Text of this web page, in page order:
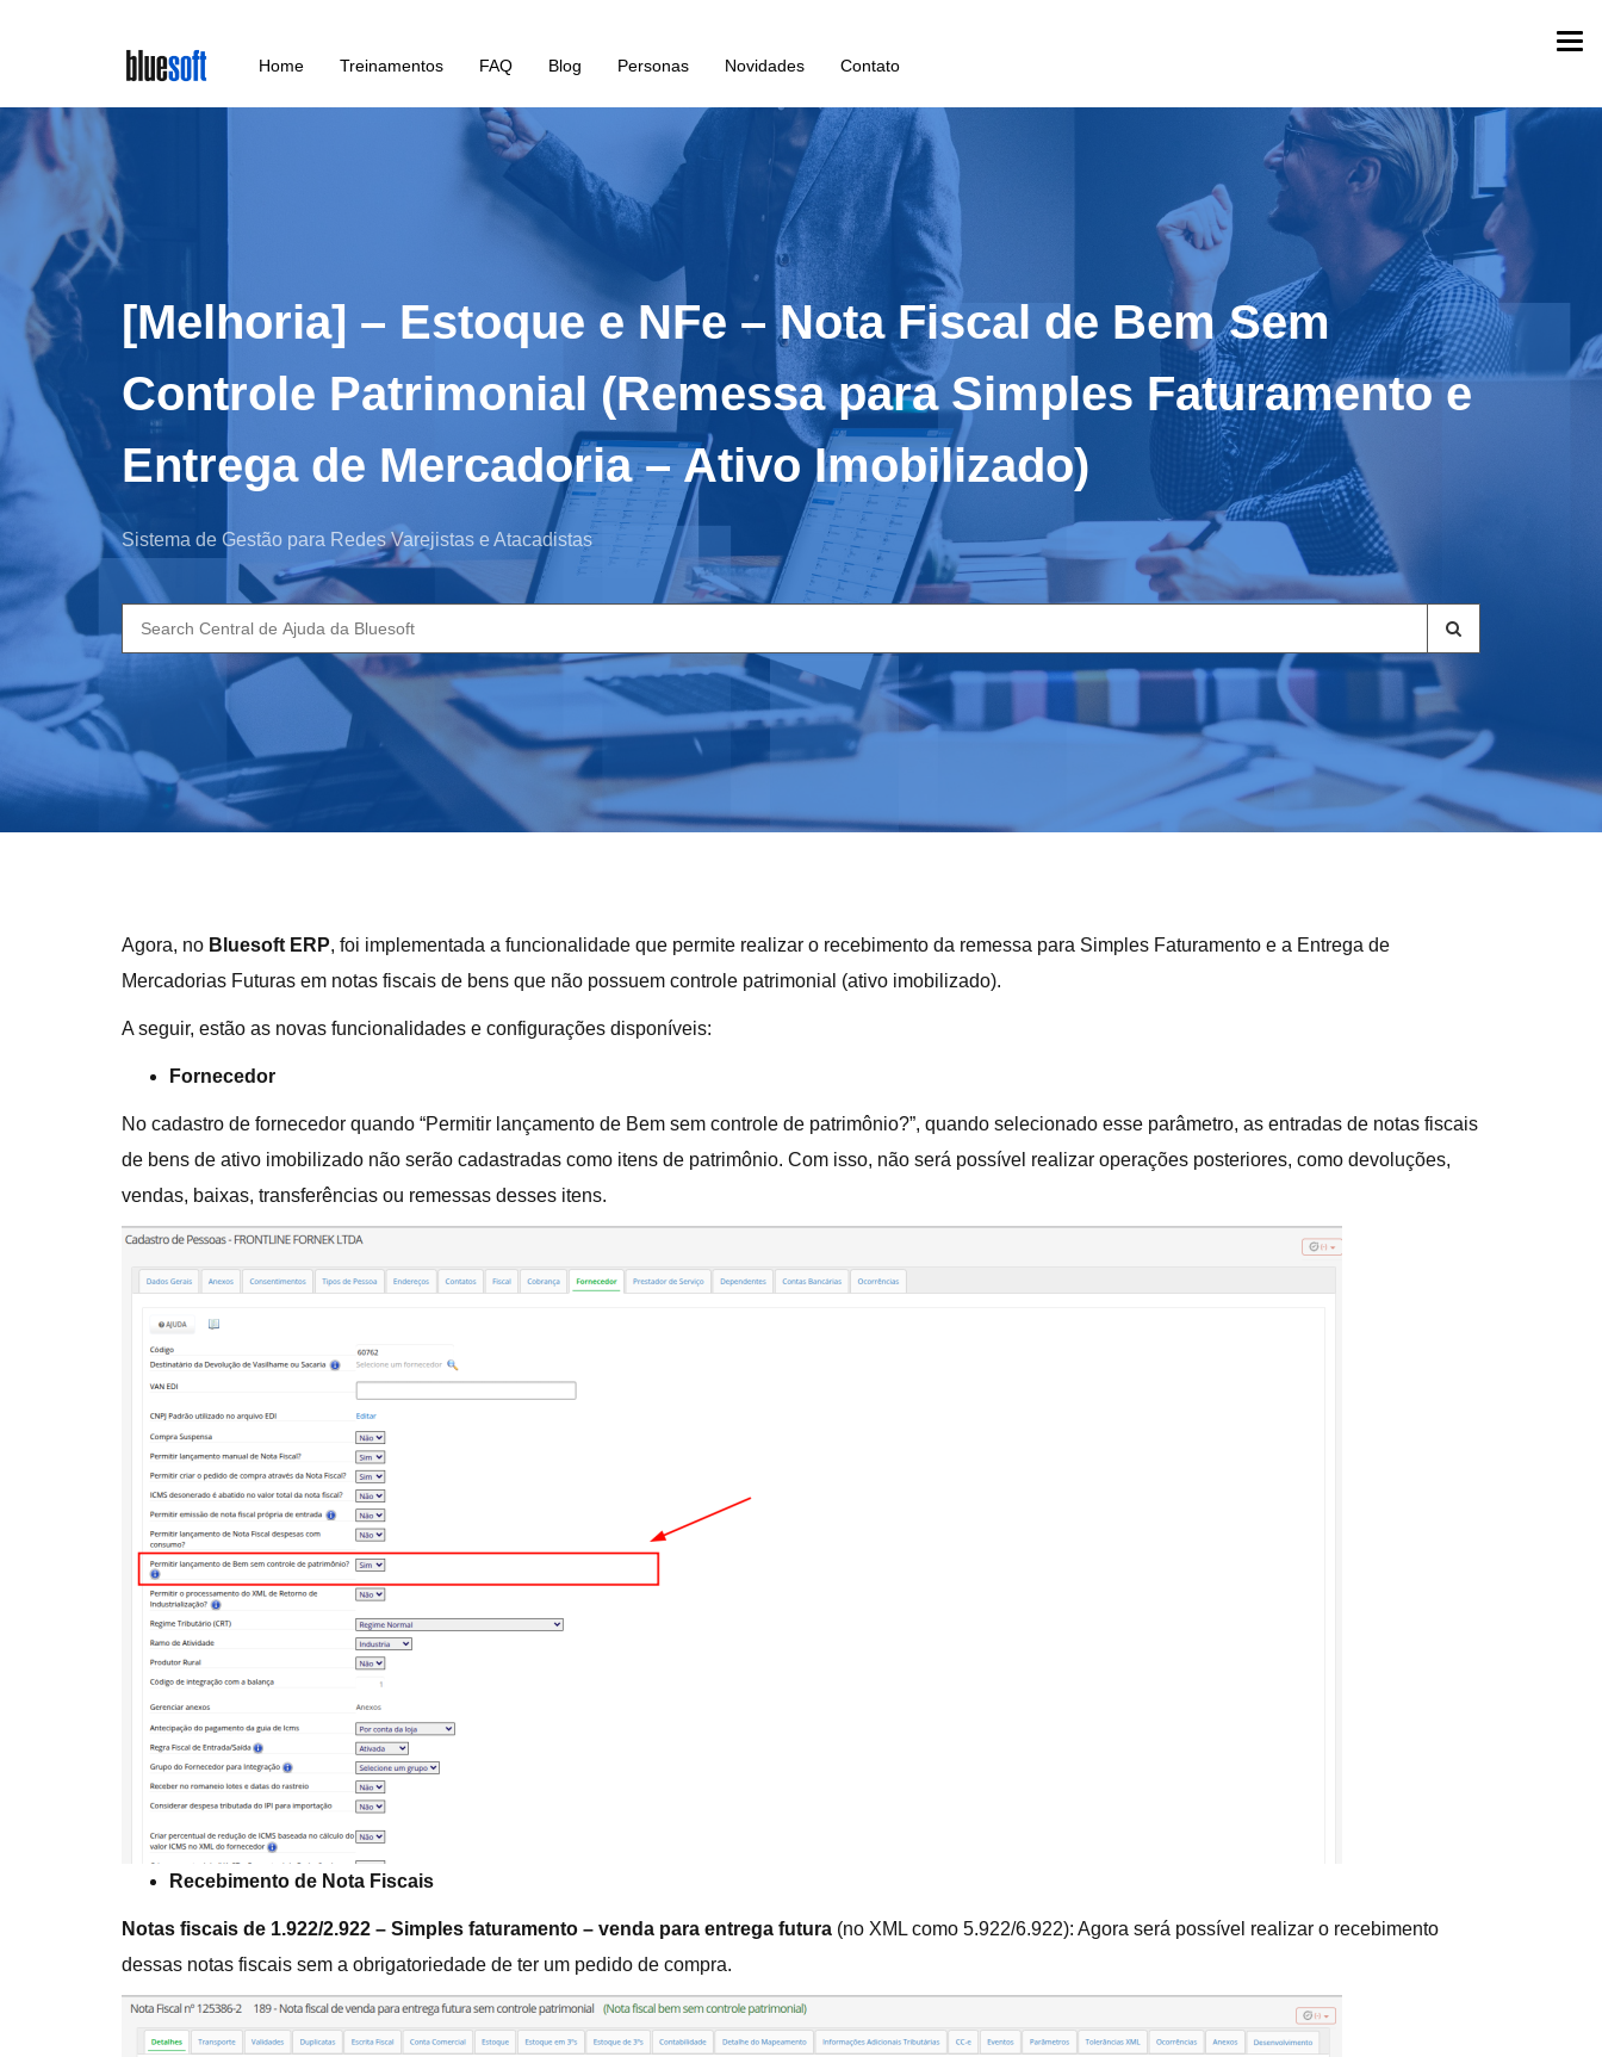
main
content
Home Treinamentos FAQ Blog Personas Novidades Contato
[Melhoria] – Estoque e NFe – Nota Fiscal de Bem Sem
Controle Patrimonial (Remessa para Simples Faturamento e
Entrega de Mercadoria – Ativo Imobilizado)
Sistema de Gestão para Redes Varejistas e Atacadistas
Search
for:
Agora, no Bluesoft ERP, foi implementada a funcionalidade que permite realizar o recebimento da remessa para Simples Faturamento e a Entrega de
Mercadorias Futuras em notas fiscais de bens que não possuem controle patrimonial (ativo imobilizado).
A seguir, estão as novas funcionalidades e configurações disponíveis:
Fornecedor
No cadastro de fornecedor quando “Permitir lançamento de Bem sem controle de patrimônio?”, quando selecionado esse parâmetro, as entradas de notas fiscais
de bens de ativo imobilizado não serão cadastradas como itens de patrimônio. Com isso, não será possível realizar operações posteriores, como devoluções,
vendas, baixas, transferências ou remessas desses itens.
Recebimento de Nota Fiscais
Notas fiscais de 1.922/2.922 – Simples faturamento – venda para entrega futura (no XML como 5.922/6.922): Agora será possível realizar o recebimento
dessas notas fiscais sem a obrigatoriedade de ter um pedido de compra.